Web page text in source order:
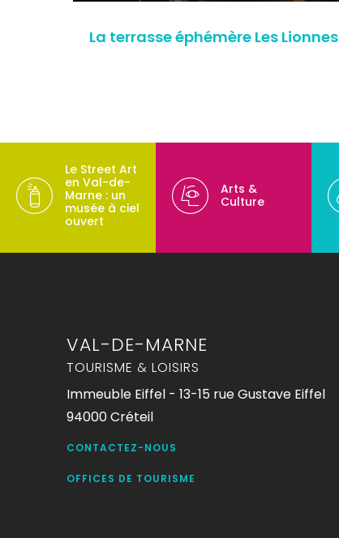
La terrasse éphémère Les Lionnes
Le Street Art
en Val-de-
Marne : un
musée à ciel
ouvert
Arts &
Culture
VAL-DE-MARNE
TOURISME & LOISIRS
Immeuble Eiffel - 13-15 rue Gustave Eiffel
94000 Créteil
CONTACTEZ-NOUS
OFFICES DE TOURISME